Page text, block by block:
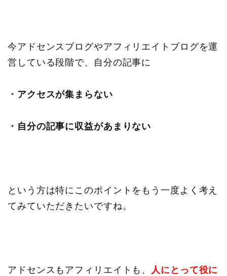
今アドセンスブログやアフィリエイトブログを運
営している段階で、自分の記事に
・アクセスが集まらない
・自分の記事に収益があまりない
という方は特にこのポイントをもう一度よく考え
てみていただきたいですね。
アドセンスもアフィリエイトも、 人にとって役に